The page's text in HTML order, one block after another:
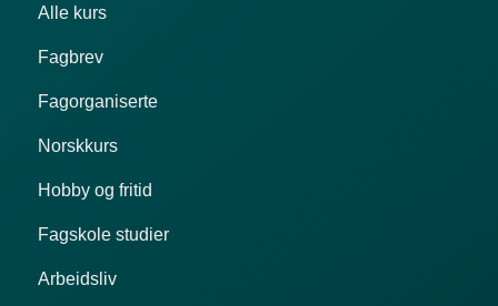
Alle kurs
Fagbrev
Fagorganiserte
Norskkurs
Hobby og fritid
Fagskole studier
Arbeidsliv